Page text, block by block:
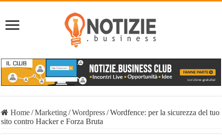
Home/Marketing/Wordpress/Wordfence: per la sicurezza del tuo
sito contro Hacker e Forza Bruta